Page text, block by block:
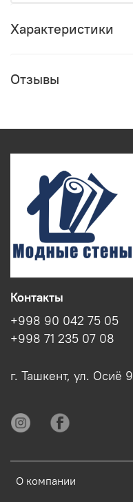
Характеристики
Отзывы
О компании
Контакты
+998 90 042 75 05
+998 71 235 07 08
г. Ташкент, ул. Осиё 9